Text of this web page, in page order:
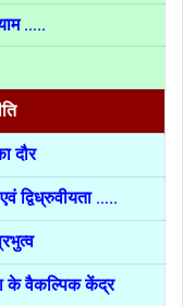
…..
दौर
द्विध्रुवीयता …..
के वैकल्पिक केंद्र